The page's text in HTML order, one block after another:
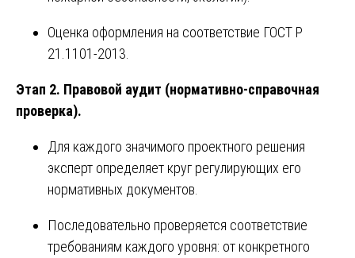
Оценка оформления на соответствие ГОСТ Р
21.1101-2013.
Этап 2. Правовой аудит (нормативно-справочная
проверка).
Для каждого значимого проектного решения
эксперт определяет круг регулирующих его
нормативных документов.
Последовательно проверяется соответствие
требованиям каждого уровня: от конкретного